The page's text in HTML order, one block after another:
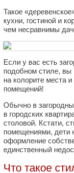
Такое
кухни, гостиной и
чем несравнимы
Если у вас есть
подобном стиле, вы
на колорите места
помещений!
Обычно в
в городских
столовой. Кстати,
помещениями, дети
оформление
единственный
Что такое